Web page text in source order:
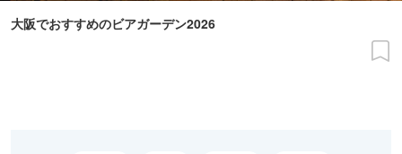
大阪でおすすめのビアガーデン2026